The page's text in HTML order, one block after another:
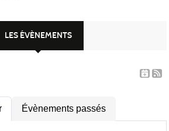
LES ÉVÈNEMENTS
Évènements passés